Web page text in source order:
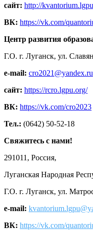
сайт: http://
ВК: https://vk.com/
Центр развития
Г.О. г. Луганск, ул.
e-mail: cro2021@yandex.ru
сайт: https://rcro.lgpu.org/
ВК: https://vk.com/cro2023
Тел.: (0642) 50-52-18
Свяжитесь с нами!
291011, Россия,
Луганская Народная
Г.О. г. Луганск, ул.
e-mail:
ВК: https://vk.com/